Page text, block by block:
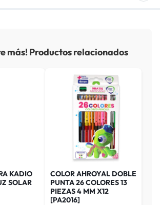
más! Productos relacionados
KADIO
SOLAR
COLOR AHROYAL DOBLE
PUNTA 26 COLORES 13
PIEZAS 4 MM X12
[PA2016]